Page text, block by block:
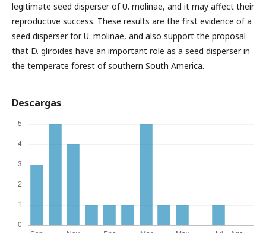
legitimate seed disperser of U. molinae, and it may affect their
reproductive success. These results are the first evidence of a
seed disperser for U. molinae, and also support the proposal
that D. gliroides have an important role as a seed disperser in
the temperate forest of southern South America.
Descargas